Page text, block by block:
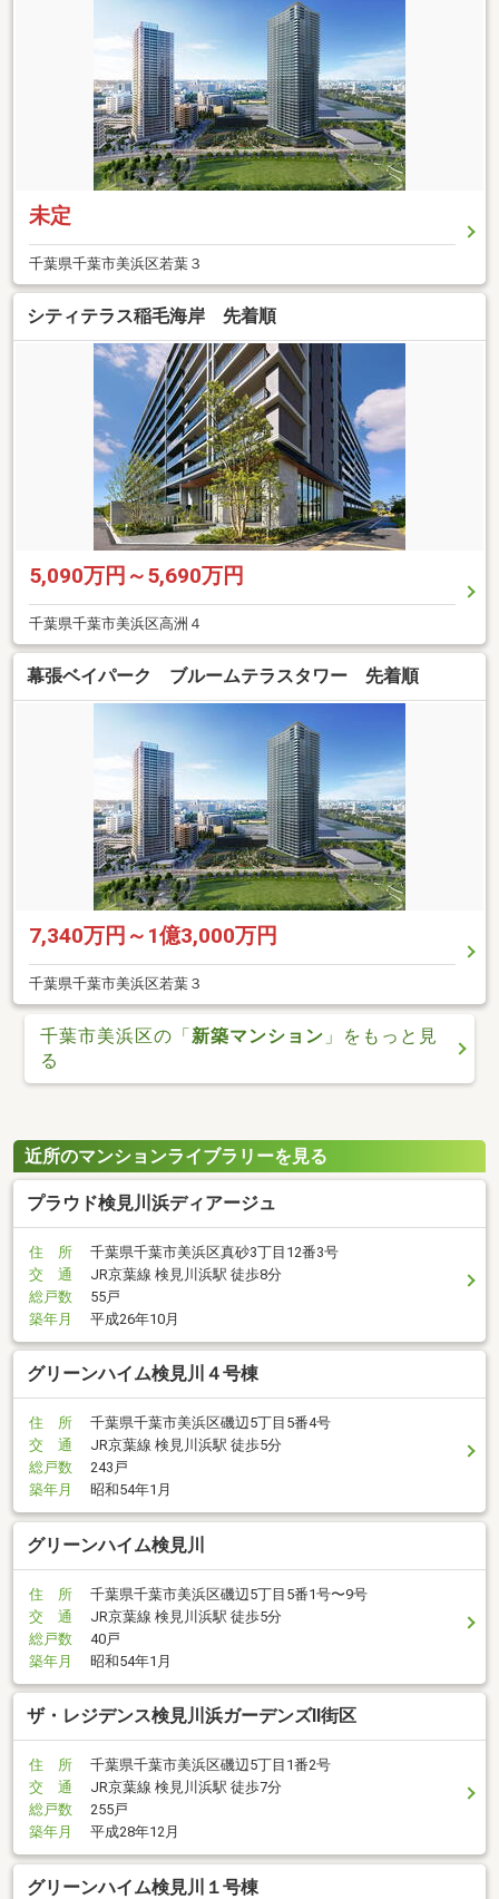
未定
千葉県千葉市美浜区若葉３
シティテラス稲毛海岸 先着順
5,090万円～5,690万円
千葉県千葉市美浜区高洲４
幕張ベイパーク ブルームテラスタワー 先着順
7,340万円～1億3,000万円
千葉県千葉市美浜区若葉３
千葉市美浜区の「新築マンション 」をもっと見
る
近所のマンションライブラリーを見る
プラウド検見川浜ディアージュ
住 所
千葉県千葉市美浜区真砂3丁目12番3号
交 通
JR京葉線 検見川浜駅 徒歩8分
総戸数
55戸
築年月
平成26年10月
グリーンハイム検見川４号棟
住 所
千葉県千葉市美浜区磯辺5丁目5番4号
交 通
JR京葉線 検見川浜駅 徒歩5分
総戸数
243戸
築年月
昭和54年1月
グリーンハイム検見川
住 所
千葉県千葉市美浜区磯辺5丁目5番1号〜9号
交 通
JR京葉線 検見川浜駅 徒歩5分
総戸数
40戸
築年月
昭和54年1月
ザ・レジデンス検見川浜ガーデンズII街区
住 所
千葉県千葉市美浜区磯辺5丁目1番2号
交 通
JR京葉線 検見川浜駅 徒歩7分
総戸数
255戸
築年月
平成28年12月
グリーンハイム検見川１号棟